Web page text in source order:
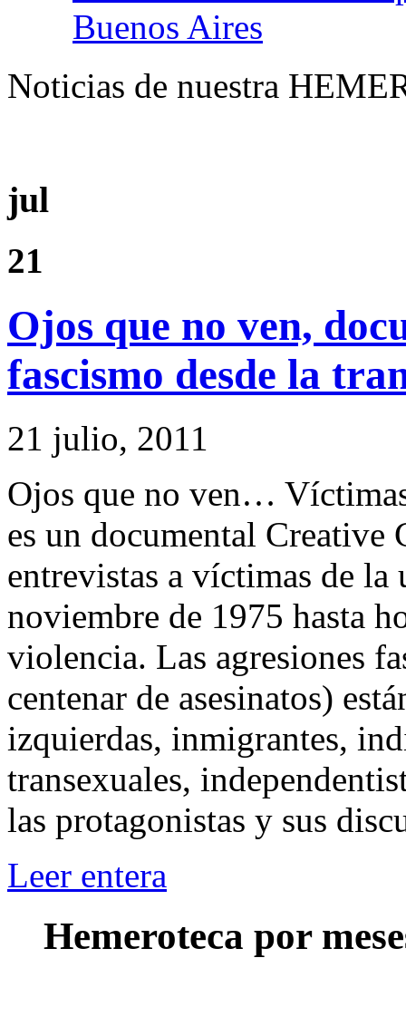
Buenos Aires
Noticias de nuestra
jul
21
Ojos que no ven,
fascismo desde la
21 julio, 2011
Ojos que no ven…
es un documental Creative
entrevistas a víctimas de la
noviembre de 1975 hasta
violencia. Las agresiones
centenar de asesinatos)
izquierdas, inmigrantes,
transexuales,
las protagonistas y sus
Leer entera
Hemeroteca por